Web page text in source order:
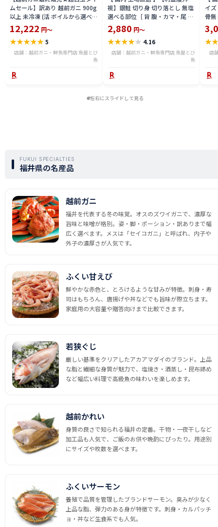
ムセール】訳あり 越前ガニ 900g
以上 未冷凍 (活 ボイルから選べ
る) 福井県産 国産 産地直送 脚折
れ 訳ありカニ 越前がに ズワイガ
ニ 越前 かに 送料無料 etz-900w
12,222 円～
★★★★★5
店舗：越前ガニ・鮮魚専門店 魚屋とび
魚
視】銀鮭 切り身 切り落とし 無塩
選べる部位［ 背 腹・カマ・尾 ］
600g〜2.4kg 骨取り・骨無し 骨
あり 切り落とし 骨取り・骨無し
切身 ses2301-12ka
2,880 円～
★★★★★ 4.16
店舗：越前ガニ・鮮魚専門店 魚屋とび
魚
イ
骨
(真
ライ
★
店
左右にスライドして見る
FUKUI SPECIALTIES
福井県の名産品
越前ガニ
福井を代表する冬の味覚。オスのズワイガニで、濃厚な
旨味と味噌が格別。姿・脚・ポーション・訳ありまで幅
広く選べます。メスは「セイコガニ」と呼ばれ、内子や
外子の濃厚さが人気です。
ふくい甘えび
鮮やかな赤色と、とろけるような甘みが特徴。刺身・寿
司はもちろん、唐揚げや丼などでも旨味が際立ちます。
家庭用の大容量や贈答向けまで比較できます。
若狭ぐじ
厳しい基準をクリアしたアカアマダイのブランド。上品
な脂と繊細な身質が魅力で、塩焼き・酒蒸し・昆布締め
など幅広い料理で高級魚の味わいを楽しめます。
越前かれい
身質の良さで知られる福井の定番。干物・一夜干しなど
加工品も人気で、ご飯のお供や晩酌にぴったり。用途別
にサイズや枚数を選べます。
ふくいサーモン
養殖で品質を管理したブランドサーモン。臭みが少なく
上品な脂、弾力のある身が特徴です。刺身・カルパッチ
ョ・丼など生食系でも人気。